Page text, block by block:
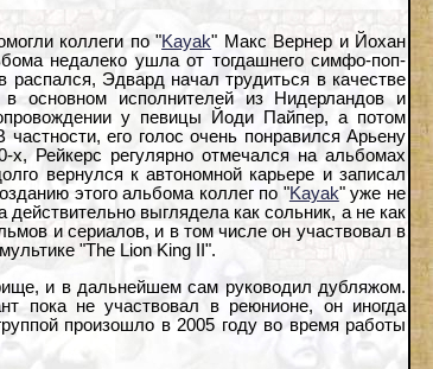
коллеги по "Kayak" Макс Вернер и Йохан
недалеко ушла от тогдашнего симфо-поп-
распался, Эдвард начал трудиться в качестве
в основном исполнителей из Нидерландов и
у певицы Йоди Пайпер, а потом
его голос очень понравился Арьену
Рейкерс регулярно отмечался на альбомах
вернулся к автономной карьере и записал
этого альбома коллег по "Kayak" уже не
выглядела как сольник, а не как
и сериалов, и в том числе он участвовал в
"The Lion King II".
и в дальнейшем сам руководил дубляжом.
пока не участвовал в реюнионе, он иногда
произошло в 2005 году во время работы